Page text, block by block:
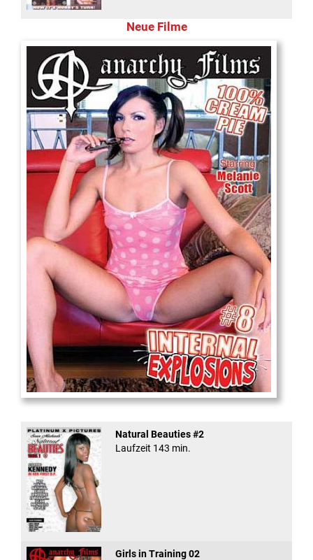
Neue Filme
Internal Explosionen
Natural Beauties #2
Laufzeit 143 min.
Girls in Training 02